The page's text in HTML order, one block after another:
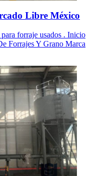
Libre México
forraje usados . Inicio
Forrajes Y Grano Marca